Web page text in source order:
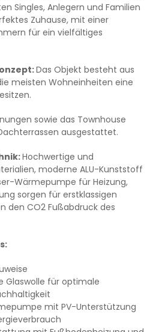
Singles, Anlegern und Familien
Zuhause, mit einer
für ein vielfältiges
Das Objekt besteht aus
meisten Wohneinheiten eine
sowie das Townhouse
ausgestattet.
Hochwertige und
moderne ALU-Kunststoff
Wärmepumpe für Heizung,
sorgen für erstklassigen
den CO2 Fußabdruck des
Glaswolle für optimale
mit PV-Unterstützung